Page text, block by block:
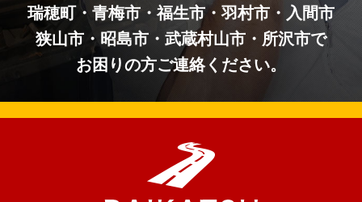
瑞穂町・青梅市・福生市・羽村市・入間市
狭山市・昭島市・武蔵村山市・所沢市で
お困りの方ご連絡ください。